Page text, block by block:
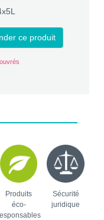
ce produit
Produits
éco-
Sécurité
juridique